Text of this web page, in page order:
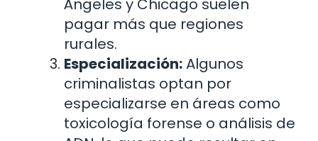
Ángeles y Chicago suelen
pagar más que regiones
rurales.
Especialización:Algunos
criminalistas optan por
especializarse en áreas como
toxicología forense o análisis de